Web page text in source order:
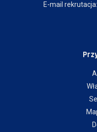
E-mail rekrutacja: